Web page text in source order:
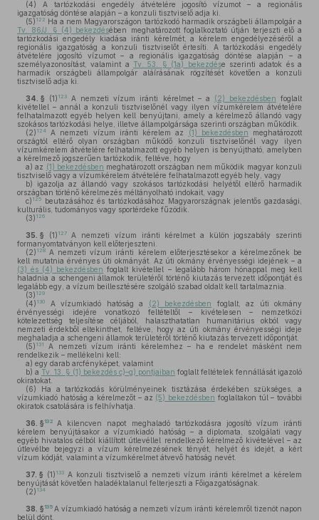
(4) A tartózkodási engedély átvételére jogosító vízumot – a regionális
igazgatóság döntése alapján – a konzuli tisztviselő adja ki.
(5) 122 Ha a nem Magyarországon tartózkodó harmadik országbeli állampolgár a
Tv. 86/J. § (4) bekezdésében meghatározott foglalkoztató útján terjeszti elő a
tartózkodási engedély kiadása iránti kérelmét, a kérelem engedélyezéséről a
regionális igazgatóság a konzuli tisztviselőt értesíti. A tartózkodási engedély
átvételére jogosító vízumot – a regionális igazgatóság döntése alapján – a
személyazonosítást, valamint a Tv. 53. § (1a) bekezdése szerinti adatok és a
harmadik országbeli állampolgár aláírásának rögzítését követően a konzuli
tisztviselő adja ki.
34. § (1) 123 A nemzeti vízum iránti kérelmet – a (2) bekezdésben foglalt
kivétellel – annál a konzuli tisztviselőnél vagy ilyen vízumkérelem átvételére
felhatalmazott egyéb helyen kell benyújtani, amely a kérelmező állandó vagy
szokásos tartózkodási helye, illetve állampolgársága szerinti országban működik.
(2) 124 A nemzeti vízum iránti kérelem az (1) bekezdésben meghatározott
országtól eltérő olyan országban működő konzuli tisztviselőnél vagy ilyen
vízumkérelem átvételére felhatalmazott egyéb helyen is benyújtható, amelyben
a kérelmező jogszerűen tartózkodik, feltéve, hogy
a) az (1) bekezdésben meghatározott országban nem működik magyar konzuli
tisztviselő vagy a vízumkérelem átvételére felhatalmazott egyéb hely, vagy
b) igazolja az állandó vagy szokásos tartózkodási helyétől eltérő harmadik
országban történő kérelmezés méltányolható indokait, vagy
c) 125
beutazásához és tartózkodásához Magyarországnak jelentős gazdasági,
kulturális, tudományos vagy sportérdeke fűzödik.
(3) 126
35. § (1) 127A nemzeti vízum iránti kérelmet a külön jogszabály szerinti
formanyomtatványon kell előterjeszteni.
(2) 128 A nemzeti vízum iránti kérelem előterjesztésekor a kérelmezőnek be
kell mutatnia érvényes úti okmányát. Az úti okmány érvényességi idejének – a
(3) és (4) bekezdésben foglalt kivétellel – legalább három hónappal meg kell
haladnia a schengeni államok területéről történő kiutazás tervezett időpontját és
legalább egy, a vízum beillesztésére szolgáló szabad oldalt kell tartalmaznia.
(3) 129
(4) 130 A vízumkiadó hatóság a (2) bekezdésben foglalt, az úti okmány
érvényességi idejére vonatkozó feltételtől – kivételesen – nemzetközi
kötelezettség teljesítése céljából, halaszthatatlan humanitárius okból vagy
nemzeti érdekből eltekinthet, feltéve, hogy az úti okmány érvényességi ideje
meghaladja a schengeni államok területéről történő kiutazás tervezett időpontját.
(5) 131
A nemzeti vízum iránti kérelemhez – ha e rendelet másként nem
rendelkezik – mellékelni kell:
a) egy darab arcfényképet, valamint
b) a Tv. 13. § (1) bekezdés c)–g) pontjaiban foglalt feltételek fennállását igazoló
okiratokat.
(6) Ha a tartózkodás körülményeinek tisztázása érdekében szükséges, a
vízumkiadó hatóság a kérelmezőt – az (5) bekezdésben foglaltakon túl – további
okiratok csatolására is felhívhatja.
36. § 132
A kilencven napot meghaladó tartózkodásra jogosító vízum iránti
kérelem benyújtásakor a vízumkiadó hatóság – a diplomata, szolgálati vagy
egyéb hivatalos célból kiállított útlevéllel rendelkező kérelmező kivételével – az
útlevélbe bejegyzi a vízum kérelmezésének tényét, helyét és idejét, a kért
vízum kódját, valamint a vízumkérelmet átvevő hatóság nevét.
37. § (1) 133 A konzuli tisztviselő a nemzeti vízum iránti kérelmet a kérelem
benyújtását követően haladéktalanul felterjeszti a Főigazgatóságnak.
(2) 134
38. § 135 A vízumkiadó hatóság a nemzeti vízum iránti kérelemről tizenöt napon
belül dönt.